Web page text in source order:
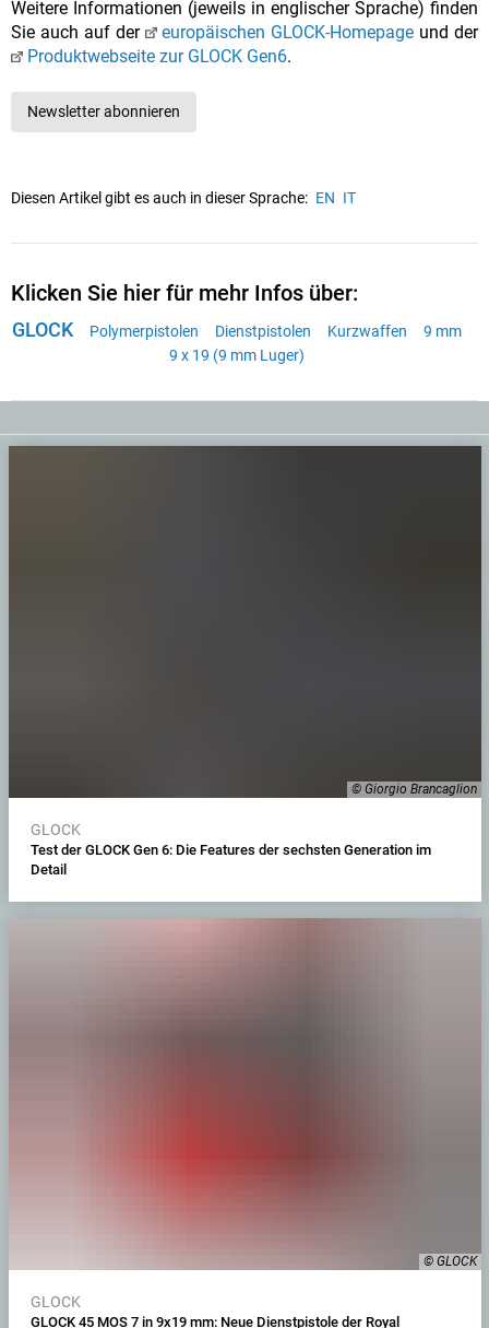
Weitere Informationen (jeweils in englischer Sprache) finden
Sie auch auf der
europäischen GLOCK-Homepageund der
Produktwebseite zur GLOCK Gen6.
Newsletter abonnieren
Diesen Artikel gibt es auch in dieser Sprache: EN IT
Klicken Sie hier für mehr Infos über:
GLOCK Polymerpistolen Dienstpistolen Kurzwaffen
9 mm
9 x 19 (9 mm Luger)
© Giorgio Brancaglion
GLOCK
Test der GLOCK Gen 6: Die Features der sechsten Generation im
Detail
© GLOCK
GLOCK
GLOCK 45 MOS 7 in 9x19 mm: Neue Dienstpistole der Royal